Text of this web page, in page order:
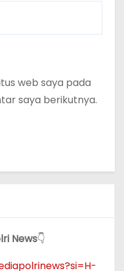
web saya pada
saya berikutnya.
News👇